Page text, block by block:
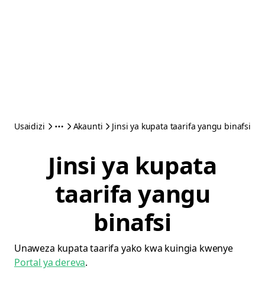
Usaidizi Akaunti Jinsi ya kupata taarifa yangu binafsi
Jinsi ya kupata
taarifa yangu
binafsi
Unaweza kupata taarifa yako kwa kuingia kwenye
Portal ya dereva.